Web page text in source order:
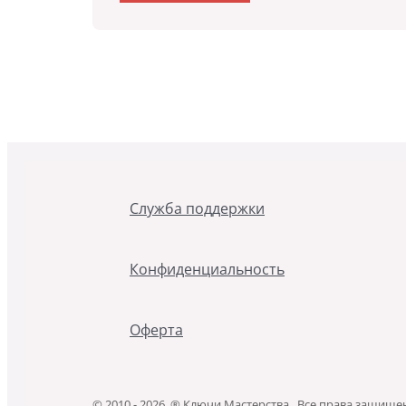
Служба поддержки
Конфиденциальность
Оферта